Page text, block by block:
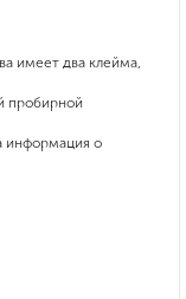
имеет два клейма,
пробирной
информация о